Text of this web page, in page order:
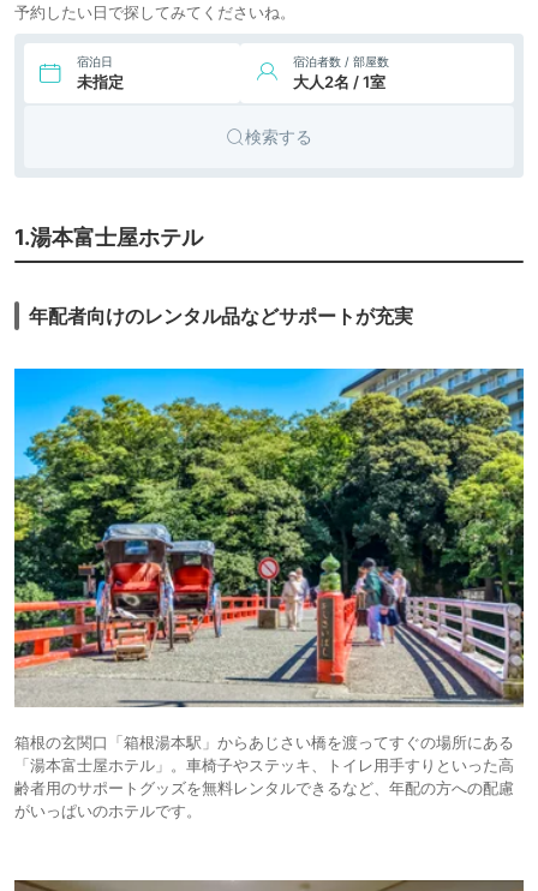
9.箱根湯本温泉 ホテ
ル はつはな
51,867円〜
icotto 楽天トラベル 旅館
10.箱根温泉 鶴井の宿
予約したい日で探してみてくださいね。
宿泊日
未指定
宿泊者数 / 部屋数
大人2名 / 1室
検索する
1.湯本富士屋ホテル
年配者向けのレンタル品などサポートが充実
箱根の玄関口「箱根湯本駅」からあじさい橋を渡ってすぐの場所にある
「湯本富士屋ホテル」。車椅子やステッキ、トイレ用手すりといった高
齢者用のサポートグッズを無料レンタルできるなど、年配の方への配慮
がいっぱいのホテルです。